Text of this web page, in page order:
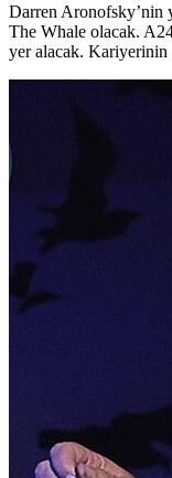
Darren Aronofsky’nin
The Whale olacak.
yer alacak. Kariyerinin